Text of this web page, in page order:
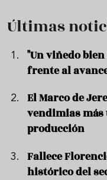
Últimas
"Un viñedo
frente al
El Marco de
vendimias
producción
Fallece
histórico del